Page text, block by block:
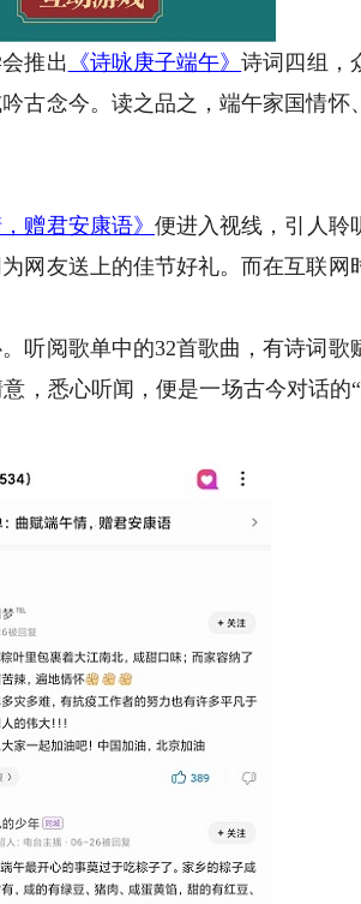
推出 《诗咏庚子端午》诗词四组，
古念今。读之品之，端午家国情怀
赠君安康语》 便进入视线，引人聆
网友送上的佳节好礼。而在互联网
阅歌单中的32首歌曲，有诗词歌
，悉心听闻，便是一场古今对话的“